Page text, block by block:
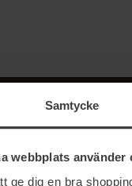
Samtycke
webbplats använder
ge dig en bra
I DIN